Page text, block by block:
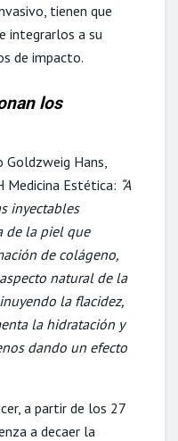
tienen que
integrarlos a su
de impacto.
los
Goldzweig Hans,
Medicina Estética: “A
inyectables
de la piel que
de colágeno,
natural de la
la flacidez,
la hidratación y
dando un efecto
a partir de los 27
a decaer la